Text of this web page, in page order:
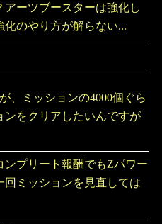
ーツブースターは強化し
のやり方が解らない...
、ミッションの4000個ぐら
ンをクリアしたいんですが
ンプリート報酬でもZパワー
回ミッションを見直しては